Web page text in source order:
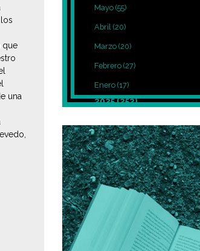
que
una
Mayo (55)
Abril (20)
Marzo (20)
Febrero (27)
Enero (17)
2025(252)
Noviembre(27)
Octubre(8)
Septiembre(12)
Agosto